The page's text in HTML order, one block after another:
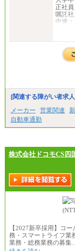
正社
嘱託
中途：
（経
ます）
[関連する障がい者求
メーカー
営業関連
自動車通勤
株式会社ドコモCS四
【2027新卒採用】コ
務・スマートライフ業
業務・総務業務の募集